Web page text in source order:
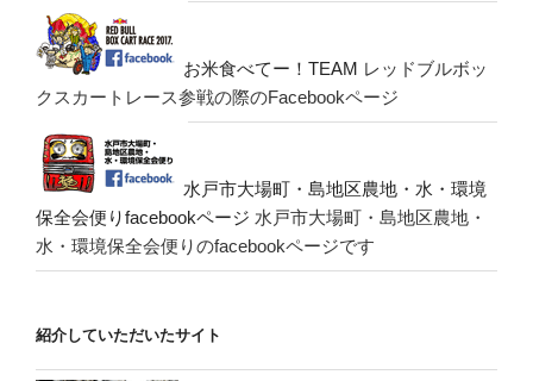
お米食べてー！TEAM レッドブルボッ
クスカートレース参戦の際のFacebookページ
水戸市大場町・島地区農地・水・環境
保全会便りfacebookページ 水戸市大場町・島地区農地・
水・環境保全会便りのfacebookページです
紹介していただいたサイト